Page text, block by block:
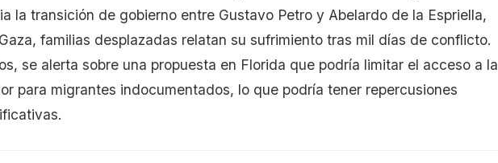
la transición de gobierno entre Gustavo Petro y Abelardo de la Espriella,
familias desplazadas relatan su sufrimiento tras mil días de conflicto.
se alerta sobre una propuesta en Florida que podría limitar el acceso a la
para migrantes indocumentados, lo que podría tener repercusiones